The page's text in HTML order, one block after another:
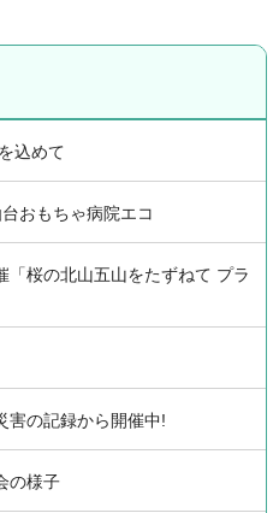
込めて
おもちゃ病院エコ
「桜の北山五山をたずねて プラ
害の記録から開催中!
の様子